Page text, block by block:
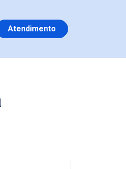
Atendimento